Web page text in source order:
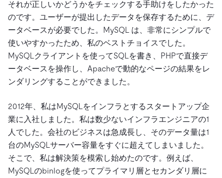
それが正しいかどうかをチェックする手助けをしたかった
のです。ユーザーが提出したデータを保存するために、デ
ータベースが必要でした。MySQL は、非常にシンプルで
使いやすかったため、私のベストチョイスでした。
MySQLクライアントを使ってSQLを書き、PHPで直接デ
ータベースを操作し、Apacheで動的なページの結果をレ
ンダリングすることができました。
2012年、私はMySQLをインフラとするスタートアップ企
業に入社しました。私は数少ないインフラエンジニアの1
人でした。会社のビジネスは急成長し、そのデータ量は1
台のMySQLサーバー容量をすぐに超えてしまいました。
そこで、私は解決策を模索し始めたのです。例えば、
MySQLのbinlogを使ってプライマリ層とセカンダリ層に